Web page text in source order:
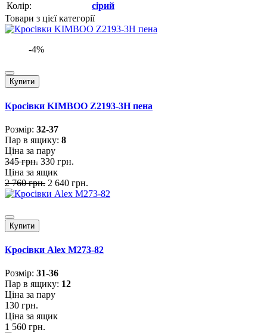
Колір:
сірий
Товари з цієї категорії
-4%
Купити
Кросівки KIMBOO Z2193-3H пена
Розмiр: 32-37
Пар в ящику: 8
Ціна за пару
345 грн. 330 грн.
Ціна за ящик
2 760 грн. 2 640 грн.
Купити
Кросівки Alex M273-82
Розмiр: 31-36
Пар в ящику: 12
Ціна за пару
130 грн.
Ціна за ящик
1 560 грн.